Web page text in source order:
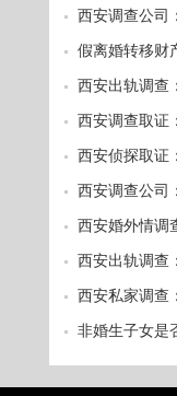
西安调查公司
假离婚转移财
西安出轨调查
西安调查取证
西安侦探取证
西安调查公司
西安婚外情调
吗
西安出轨调查
西安私家调查
非婚生子女是